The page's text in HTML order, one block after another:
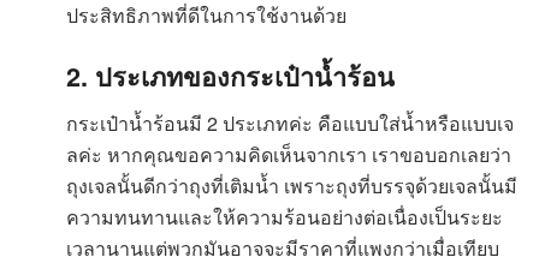
ประสิทธิภาพที่ดีในการใช้งานด้วย
2. ประเภทของกระเป๋าน้ำร้อน
กระเป๋าน้ำร้อนมี 2 ประเภทค่ะ คือแบบใส่น้ำหรือแบบเจ
ลค่ะ หากคุณขอความคิดเห็นจากเรา เราขอบอกเลยว่า
ถุงเจลนั้นดีกว่าถุงที่เติมน้ำ เพราะถุงที่บรรจุด้วยเจลนั้นมี
ความทนทานและให้ความร้อนอย่างต่อเนื่องเป็นระยะ
เวลานานแต่พวกมันอาจจะมีราคาที่แพงกว่าเมื่อเทียบ